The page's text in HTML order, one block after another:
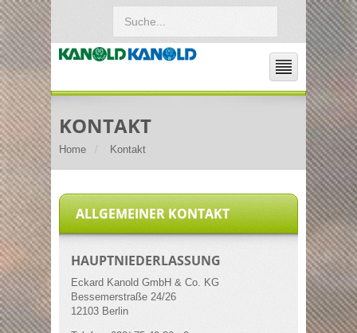
KONTAKT
Home Kontakt
ALLGEMEINER KONTAKT
HAUPTNIEDERLASSUNG
Eckard Kanold GmbH & Co. KG
Bessemerstraße 24/26
12103 Berlin